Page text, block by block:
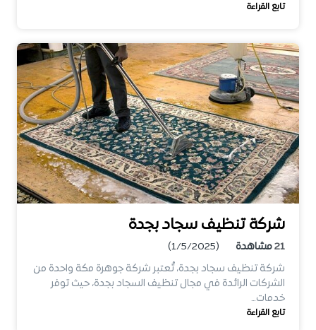
تابع القراءة
شركة تنظيف سجاد بجدة
21مشاهدة
(1/5/2025)
شركة تنظيف سجاد بجدة، تُعتبر شركة جوهرة مكة واحدة من
الشركات الرائدة في مجال تنظيف السجاد بجدة، حيث توفر
خدمات…
تابع القراءة